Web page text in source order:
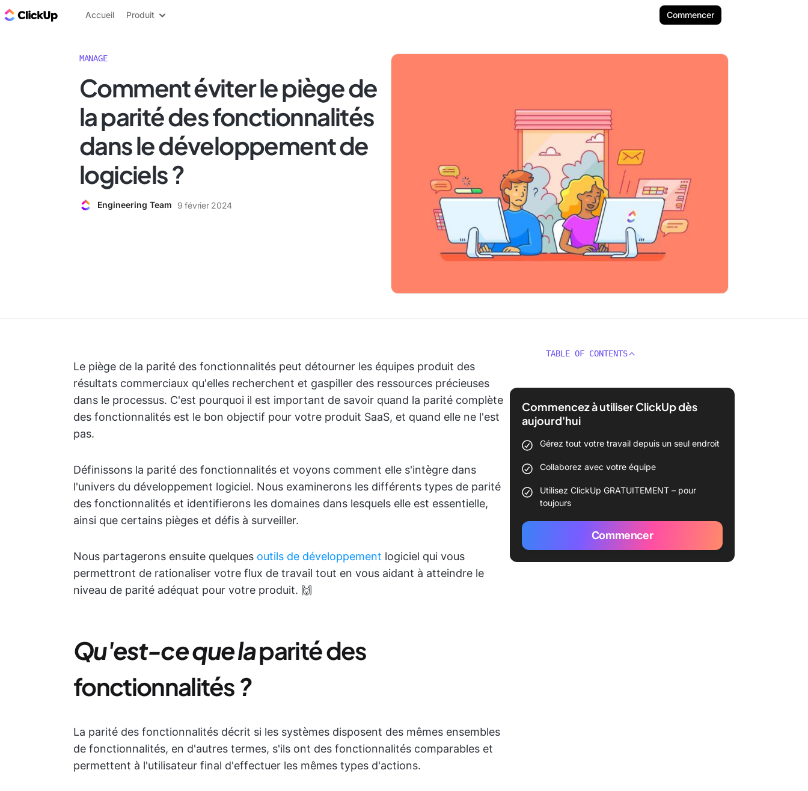
ClickUp Blog
Accueil Produit Commencer
MANAGE
Comment éviter le piège de
la parité des fonctionnalités
dans le développement de
logiciels ?
Engineering Team 9 février 2024
Le piège de la parité des fonctionnalités peut détourner les équipes produit des
résultats commerciaux qu'elles recherchent et gaspiller des ressources précieuses
dans le processus. C'est pourquoi il est important de savoir quand la parité complète
des fonctionnalités est le bon objectif pour votre produit SaaS, et quand elle ne l'est
pas.
Définissons la parité des fonctionnalités et voyons comment elle s'intègre dans
l'univers du développement logiciel. Nous examinerons les différents types de parité
des fonctionnalités et identifierons les domaines dans lesquels elle est essentielle,
ainsi que certains pièges et défis à surveiller.
Nous partagerons ensuite quelques outils de développement logiciel qui vous
permettront de rationaliser votre flux de travail tout en vous aidant à atteindre le
niveau de parité adéquat pour votre produit. 🙌
Qu'est-ce que laparité des
fonctionnalités?
La parité des fonctionnalités décrit si les systèmes disposent des mêmes ensembles
de fonctionnalités, en d'autres termes, s'ils ont des fonctionnalités comparables et
permettent à l'utilisateur final d'effectuer les mêmes types d'actions.
TABLE OF CONTENTS
Commencez à utiliser ClickUp dès
aujourd'hui
Gérez tout votre travail depuis un seul endroit
Collaborez avec votre équipe
Utilisez ClickUp GRATUITEMENT – pour
toujours
Commencer